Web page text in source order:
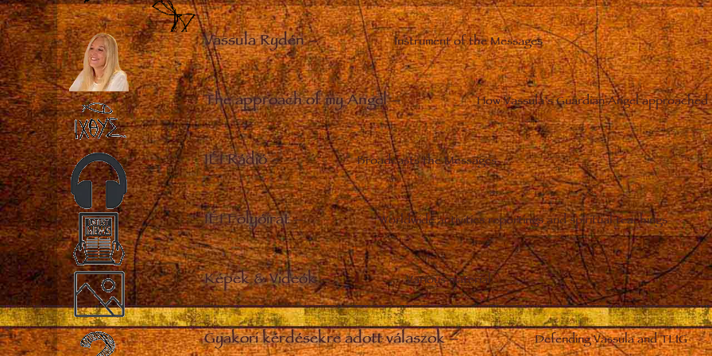
Vassula Rydén– Instrument of the Messages
The approach of my Angel– How Vassula’s Guardian Angel
IÉI Rádió– Broadcasts the Messages
IÉI Folyóirat– Worldwide activities reportings and spiritual teachings
Képek & Videók– Various material
Gyakori kérdésekre adott válaszok– Defending Vassula and TLIG